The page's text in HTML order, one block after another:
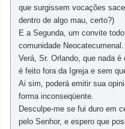
que surgissem vocações
dentro de algo mau, certo?)
E a Segunda, um convite
comunidade Neocatecumenal.
Verá, Sr. Orlando, que nada
é feito fora da Igreja e sem
Ai sim, poderá emitir sua
forma inconseqüente.
Desculpe-me se fui duro em
pelo Senhor, e espero que